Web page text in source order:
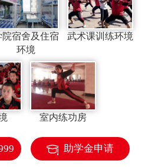
院宿舍及住宿
环境
武术课训练环境
室内练功房
助学金申请